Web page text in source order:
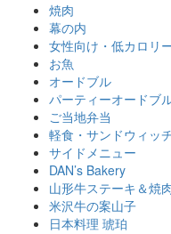
焼肉
幕の内
女性向け・低カロリ
お魚
オードブル
パーティーオードブ
ご当地弁当
軽食・サンドウィッ
サイドメニュー
DAN’s Bakery
山形牛ステーキ＆焼
米沢牛の案山子
日本料理 琥珀